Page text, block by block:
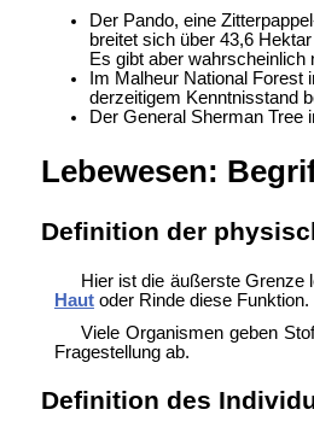
Der Pando, eine
breitet sich über 43,6
Es gibt aber
Im Malheur National
derzeitigem Kenntnisstand
Der General Sherman Tree
Lebewesen:
Definition der
Hier ist die äußerste Grenze
Hautoder Rinde diese Funktion.
Viele Organismen geben
Fragestellung ab.
Definition des